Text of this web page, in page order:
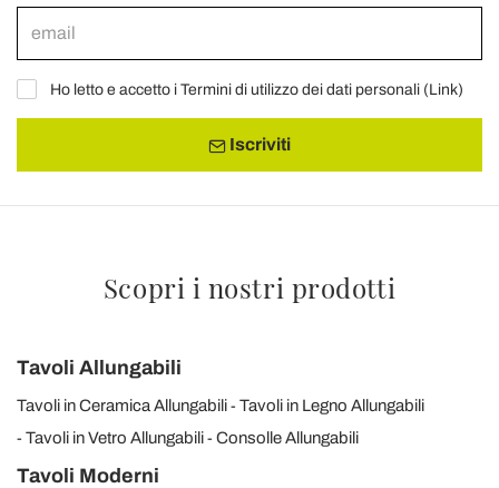
Ho letto e accetto i Termini di utilizzo dei dati personali (Link)
Iscriviti
Scopri i nostri prodotti
Tavoli Allungabili
Tavoli in Ceramica Allungabili
Tavoli in Legno Allungabili
Tavoli in Vetro Allungabili
Consolle Allungabili
Tavoli Moderni